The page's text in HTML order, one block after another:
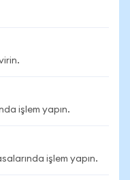
işlem yapın.
işlem yapın.